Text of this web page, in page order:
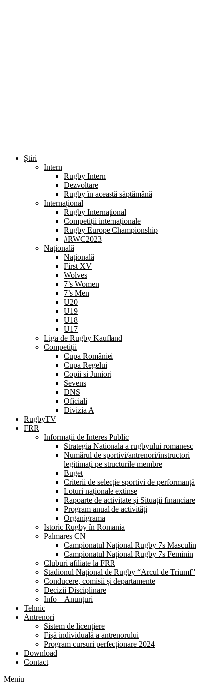
Știri
Intern
Rugby Intern
Dezvoltare
Rugby în această săptămână
Internațional
Rugby Internațional
Competiții internaționale
Rugby Europe Championship
#RWC2023
Națională
Națională
First XV
Wolves
7’s Women
7’s Men
U20
U19
U18
U17
Liga de Rugby Kaufland
Competiții
Cupa României
Cupa Regelui
Copii si Juniori
Sevens
DNS
Oficiali
Divizia A
RugbyTV
FRR
Informații de Interes Public
Strategia Nationala a rugbyului romanesc
Numărul de sportivi/antrenori/instructori
legitimați pe structurile membre
Buget
Criterii de selecție sportivi de performanță
Loturi naționale extinse
Rapoarte de activitate și Situații financiare
Program anual de activități
Organigrama
Istoric Rugby în Romania
Palmares CN
Campionatul Național Rugby 7s Masculin
Campionatul Național Rugby 7s Feminin
Cluburi afiliate la FRR
Stadionul Național de Rugby “Arcul de Triumf”
Conducere, comisii și departamente
Decizii Disciplinare
Info – Anunțuri
Tehnic
Antrenori
Sistem de licențiere
Fișă individuală a antrenorului
Program cursuri perfecționare 2024
Download
Contact
Meniu